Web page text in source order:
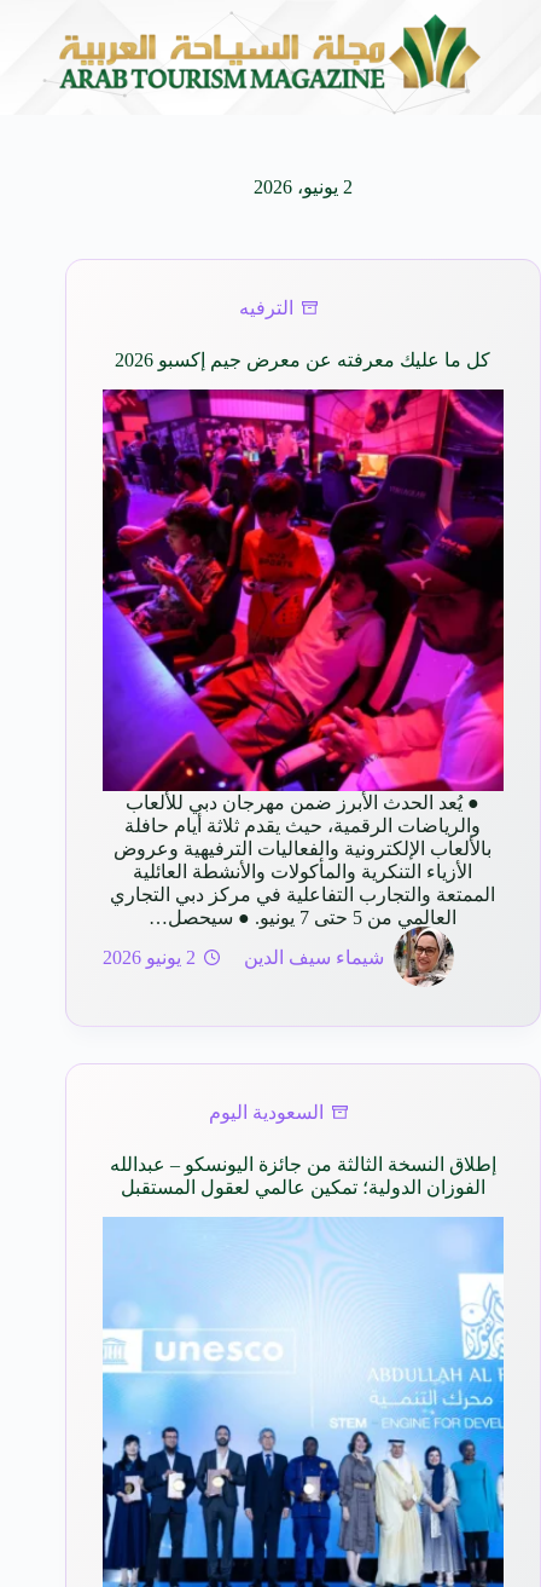
كيفنا.. في كل وجهة سحر خاص* 8 أغسطس 2026 افتتاح اكبر صالة
2 يونيو، 2026
الترفيه
كل ما عليك معرفته عن معرض جيم إكسبو 2026
● يُعد الحدث الأبرز ضمن مهرجان دبي للألعاب
والرياضات الرقمية، حيث يقدم ثلاثة أيام حافلة
بالألعاب الإلكترونية والفعاليات الترفيهية وعروض
الأزياء التنكرية والمأكولات والأنشطة العائلية
الممتعة والتجارب التفاعلية في مركز دبي التجاري
العالمي من 5 حتى 7 يونيو. ● سيحصل…
شيماء سيف الدين
2 يونيو 2026
السعودية اليوم
إطلاق النسخة الثالثة من جائزة اليونسكو – عبدالله
الفوزان الدولية؛ تمكين عالمي لعقول المستقبل